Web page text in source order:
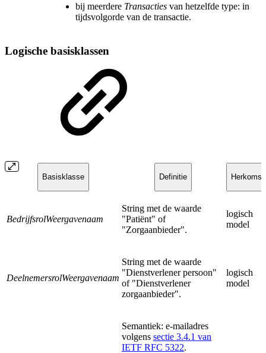
bij meerdere Transacties van hetzelfde type: in
tijdsvolgorde van de transactie.
Logische basisklassen
Basisklasse Definitie Herkomst
BedrijfsrolWeergavenaam
String met de waarde
"Patiënt" of
"Zorgaanbieder".
logisch
model
DeelnemersrolWeergavenaam
String met de waarde
"Dienstverlener persoon"
of "Dienstverlener
zorgaanbieder".
logisch
model
Semantiek: e-mailadres
volgens sectie 3.4.1 van
IETF RFC 5322.